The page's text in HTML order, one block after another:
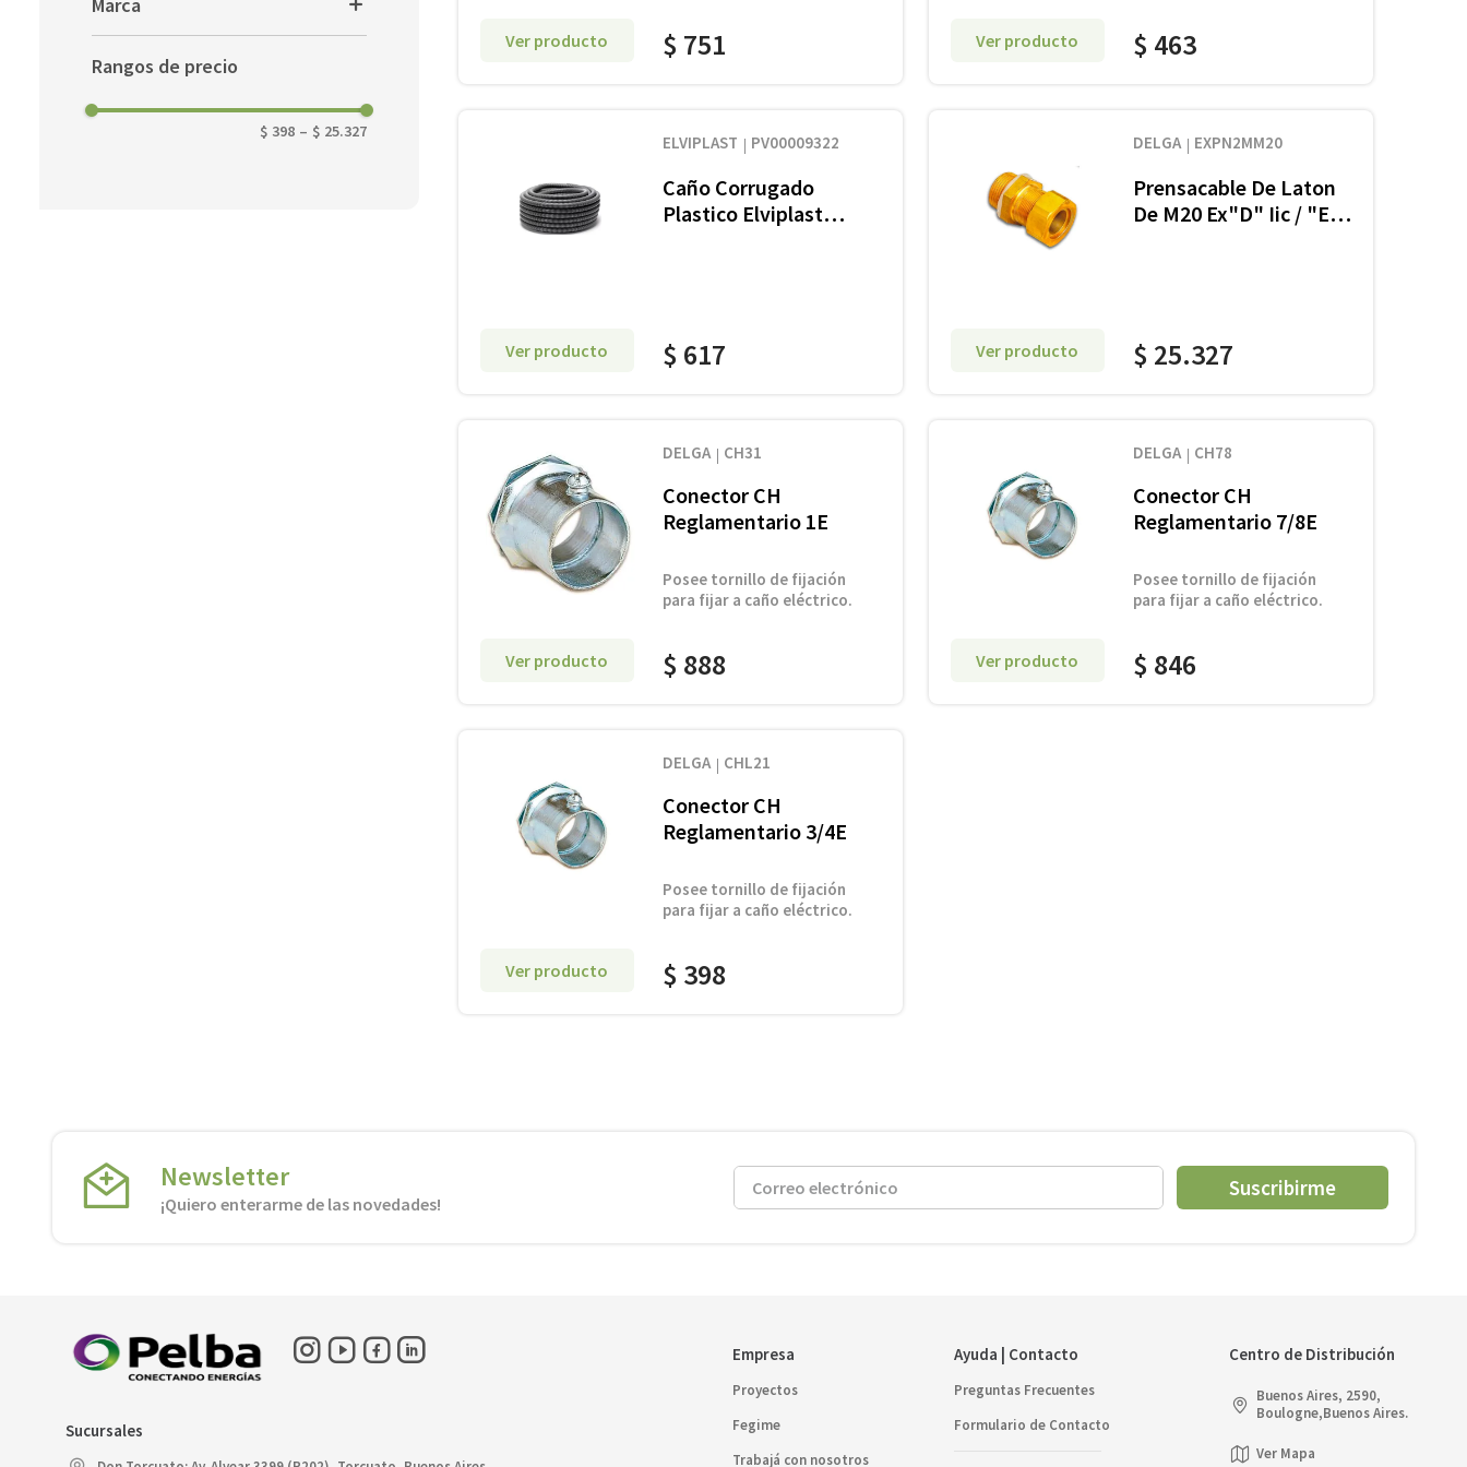
Caños Flexibles
ELVIPLAST
Rangos de precio
$ 398 – $ 25.327
Ver producto $ 751 Ver producto $ 463
Ver producto
ELVIPLAST PV00009322
Caño Corrugado
Plastico Elviplast
$ 617 Ver producto
DELGA EXPN2MM20
Prensacable De Laton
De M20 Ex"D" Iic / "E"
$ 25.327
Ver producto
DELGA CH31
Conector CH
Reglamentario 1E
Posee tornillo de fijación
para fijar a caño eléctrico.
$ 888 Ver producto
DELGA CH78
Conector CH
Reglamentario 7/8E
Posee tornillo de fijación
para fijar a caño eléctrico.
$ 846
Ver producto
DELGA CHL21
Conector CH
Reglamentario 3/4E
Posee tornillo de fijación
para fijar a caño eléctrico.
$ 398
Newsletter
¡Quiero enterarme de las novedades!
Suscribirme
Sucursales
Empresa
Proyectos
Fegime
Trabajá con nosotros
Ayuda | Contacto
Preguntas Frecuentes
Formulario de Contacto
Centro de Distribución
Buenos Aires, 2590,
Boulogne,Buenos Aires.
Ver Mapa
imsa
gabinete